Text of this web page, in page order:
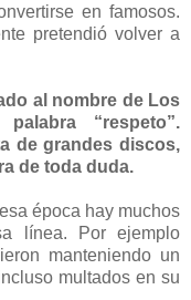
en famosos.
pretendió volver a
al nombre de Los
“respeto”.
de grandes discos,
de toda duda.
época hay muchos
línea. Por ejemplo
manteniendo un
multados en su